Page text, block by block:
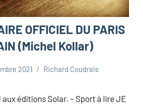
OFFICIEL DU PARIS
(Michel Kollar)
2021 Richard Coudrais
aux éditions Solar. – Sport à lire JE